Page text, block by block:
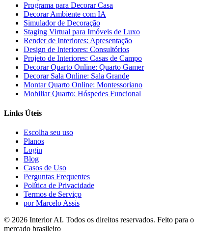
Programa para Decorar Casa
Decorar Ambiente com IA
Simulador de Decoração
Staging Virtual para Imóveis de Luxo
Render de Interiores: Apresentação
Design de Interiores: Consultórios
Projeto de Interiores: Casas de Campo
Decorar Quarto Online: Quarto Gamer
Decorar Sala Online: Sala Grande
Montar Quarto Online: Montessoriano
Mobiliar Quarto: Hóspedes Funcional
Links Úteis
Escolha seu uso
Planos
Login
Blog
Casos de Uso
Perguntas Frequentes
Política de Privacidade
Termos de Serviço
por Marcelo Assis
© 2026 Interior AI. Todos os direitos reservados. Feito para o
mercado brasileiro